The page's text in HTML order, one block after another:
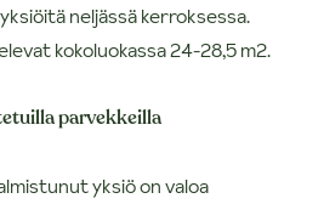
neljässä kerroksessa.
kokoluokassa 24-28,5 m2.
parvekkeilla
yksiö on valoa